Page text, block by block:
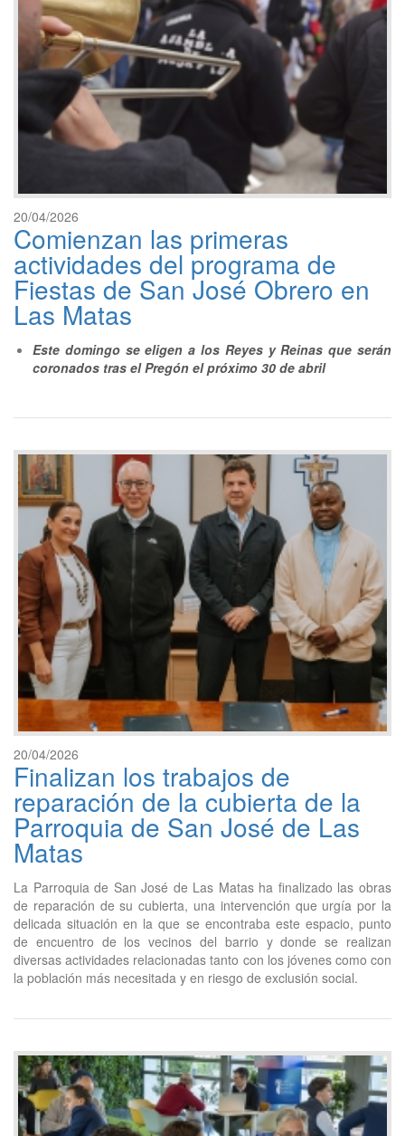
20/04/2026
Comienzan las primeras
actividades del programa de
Fiestas de San José Obrero en
Las Matas
Este domingo se eligen a los Reyes y Reinas que serán
coronados tras el Pregón el próximo 30 de abril
20/04/2026
Finalizan los trabajos de
reparación de la cubierta de la
Parroquia de San José de Las
Matas
La Parroquia de San José de Las Matas ha finalizado las obras
de reparación de su cubierta, una intervención que urgía por la
delicada situación en la que se encontraba este espacio, punto
de encuentro de los vecinos del barrio y donde se realizan
diversas actividades relacionadas tanto con los jóvenes como con
la población más necesitada y en riesgo de exclusión social.